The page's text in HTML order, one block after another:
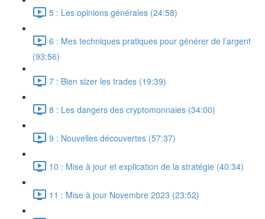
5 : Les opinions générales (24:58)
6 : Mes techniques pratiques pour générer de l’argent
(93:56)
7 : Bien sizer les trades (19:39)
8 : Les dangers des cryptomonnaies (34:00)
9 : Nouvelles découvertes (57:37)
10 : Mise à jour et explication de la stratégie (40:34)
11 : Mise à jour Novembre 2023 (23:52)